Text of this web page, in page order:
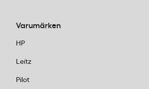
Varumärken
HP
Leitz
Pilot